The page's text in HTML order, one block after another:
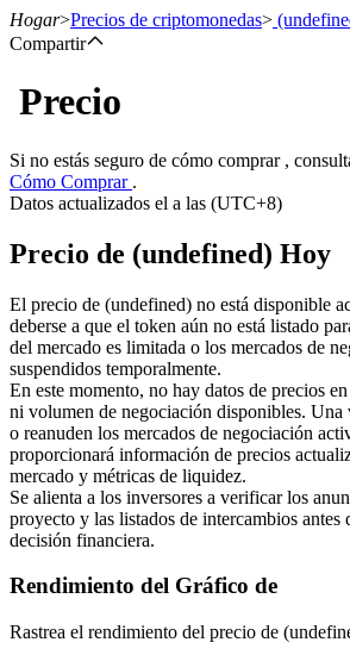
Futuros
Futuros del USDT
Futuros que utilizan USDT como
Futuros COIN-M
Hogar>Precios de criptomonedas>
Compartir
Precio
Si no estás seguro de cómo comprar ,
Cómo Comprar .
Datos actualizados el a las (UTC+8)
Precio de (undefined) Hoy
El precio de (undefined) no está disponible
deberse a que el token aún no está listado
del mercado es limitada o los mercados de
suspendidos temporalmente.
En este momento, no hay datos de precios
ni volumen de negociación disponibles. Una
o reanuden los mercados de negociación
proporcionará información de precios
mercado y métricas de liquidez.
Se alienta a los inversores a verificar los
proyecto y las listados de intercambios antes
decisión financiera.
Rendimiento del Gráfico de
Rastrea el rendimiento del precio de